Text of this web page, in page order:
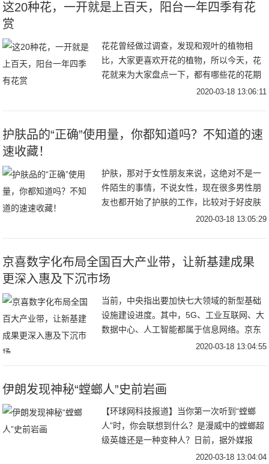
这20种花，一开就是上百天，阳台一年四季有花
赏
花花曾经做过调查，发现和观叶的植物相
比，大家更喜欢开花的植物，所以今天，花
花就来为大家盘点一下，都有哪些花的花期
最长，给它一个适宜的环境，甚至一年连开
2020-03-18 13:06:11
护肤品的“正确”使用量，你都知道吗？不知道的速
速收藏！
护肤，那对于女性朋友来说，这绝对不是一
件陌生的事情，不说女性，现在很多男性朋
友也都开始了护肤的工作，比较对于好皮肤
的最求，不管男女都想要。而护肤的时候，
2020-03-18 13:05:29
京喜数字化布局全国百大产业带，让新基建成果
更深入惠及下沉市场
当前，中央指出要加快七大领域的新型基础
设施建设进度。其中，5G、工业互联网、大
数据中心、人工智能都属于信息网络。京东
集团将更加积极地开放资源、加大投入，全
2020-03-18 13:04:55
伊朗发现神秘“螳螂人”史前岩画
【环球网科技报道】当你第一次听到“螳螂
人”时，你会联想到什么？是漫威中的螳螂超
级英雄还是一种变种人？日前，据外媒报
道，在伊朗中部发现了一幅不同寻常的史前
2020-03-18 13:04:04